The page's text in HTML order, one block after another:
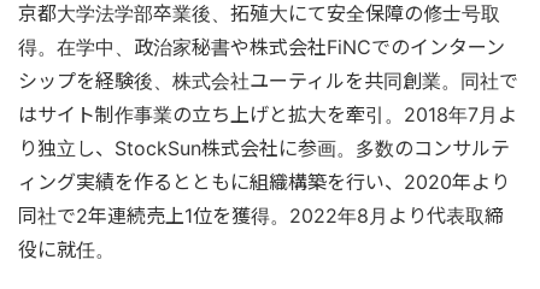
京都大学法学部卒業後、拓殖大にて安全保障の修士号取
得。在学中、政治家秘書や株式会社FiNCでのインターン
シップを経験後、株式会社ユーティルを共同創業。同社で
はサイト制作事業の立ち上げと拡大を牽引。2018年7月よ
り独立し、StockSun株式会社に参画。多数のコンサルテ
ィング実績を作るとともに組織構築を行い、2020年より
同社で2年連続売上1位を獲得。2022年8月より代表取締
役に就任。